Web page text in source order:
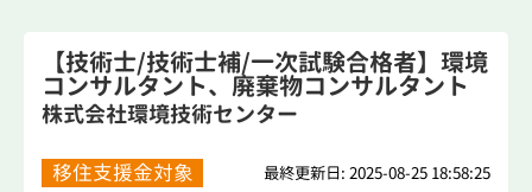
【技術士/技術士補/一次試験合格者】環境
コンサルタント、廃棄物コンサルタント
株式会社環境技術センター
移住支援金対象 最終更新日: 2025-08-25 18:58:25